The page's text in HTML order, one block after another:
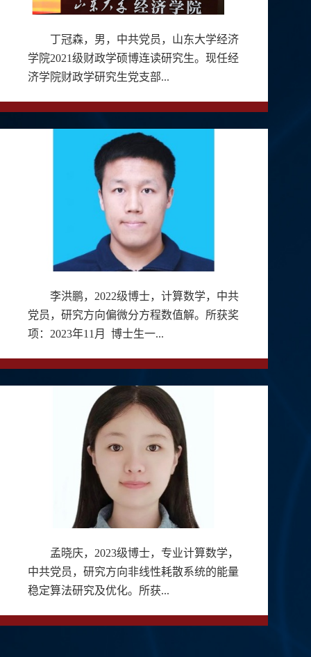
丁冠森，男，中共党员，山东大学经济
学院2021级财政学硕博连读研究生。现任经
济学院财政学研究生党支部...
李洪鹏，2022级博士，计算数学，中共
党员，研究方向偏微分方程数值解。所获奖
项：2023年11月 博士生一...
孟晓庆，2023级博士，专业计算数学，
中共党员，研究方向非线性耗散系统的能量
稳定算法研究及优化。所获...